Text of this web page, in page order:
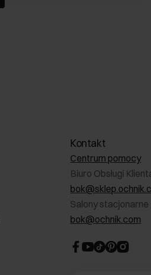
Kontakt
Centrum pomocy
Biuro Obsługi
Salony stacjonarne
bok@ochnik.com